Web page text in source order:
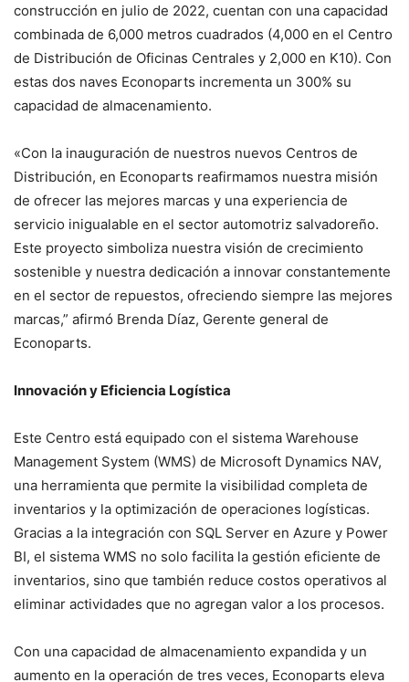
construcción en julio de 2022, cuentan con una capacidad
combinada de 6,000 metros cuadrados (4,000 en el Centro
de Distribución de Oficinas Centrales y 2,000 en K10). Con
estas dos naves Econoparts incrementa un 300% su
capacidad de almacenamiento.
«Con la inauguración de nuestros nuevos Centros de
Distribución, en Econoparts reafirmamos nuestra misión
de ofrecer las mejores marcas y una experiencia de
servicio inigualable en el sector automotriz salvadoreño.
Este proyecto simboliza nuestra visión de crecimiento
sostenible y nuestra dedicación a innovar constantemente
en el sector de repuestos, ofreciendo siempre las mejores
marcas,” afirmó Brenda Díaz, Gerente general de
Econoparts.
Innovación y Eficiencia Logística
Este Centro está equipado con el sistema Warehouse
Management System (WMS) de Microsoft Dynamics NAV,
una herramienta que permite la visibilidad completa de
inventarios y la optimización de operaciones logísticas.
Gracias a la integración con SQL Server en Azure y Power
BI, el sistema WMS no solo facilita la gestión eficiente de
inventarios, sino que también reduce costos operativos al
eliminar actividades que no agregan valor a los procesos.
Con una capacidad de almacenamiento expandida y un
aumento en la operación de tres veces, Econoparts eleva